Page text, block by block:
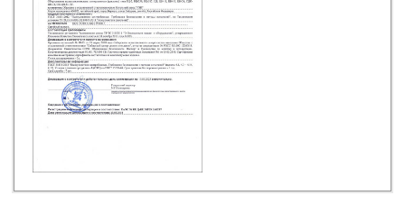
Золотой медалью награжден ООО КЗ «РОСЭНЕРГОПРОМ»
ООО КЗ «РОСЭНЕРГОПРОМ» принимал участие в выставке
СТРОЙСИБ-2010
Получено свидетельство ООО КЗ «РОСЭНЕРГОПРОМ» о
государственной регистрации программы
Выдан ПАТЕНТ ООО КЗ «РОСЭНЕРГОПРОМ» на
изобретение ТОПКА ВОДОГРЕЙНОГО КОТЛА